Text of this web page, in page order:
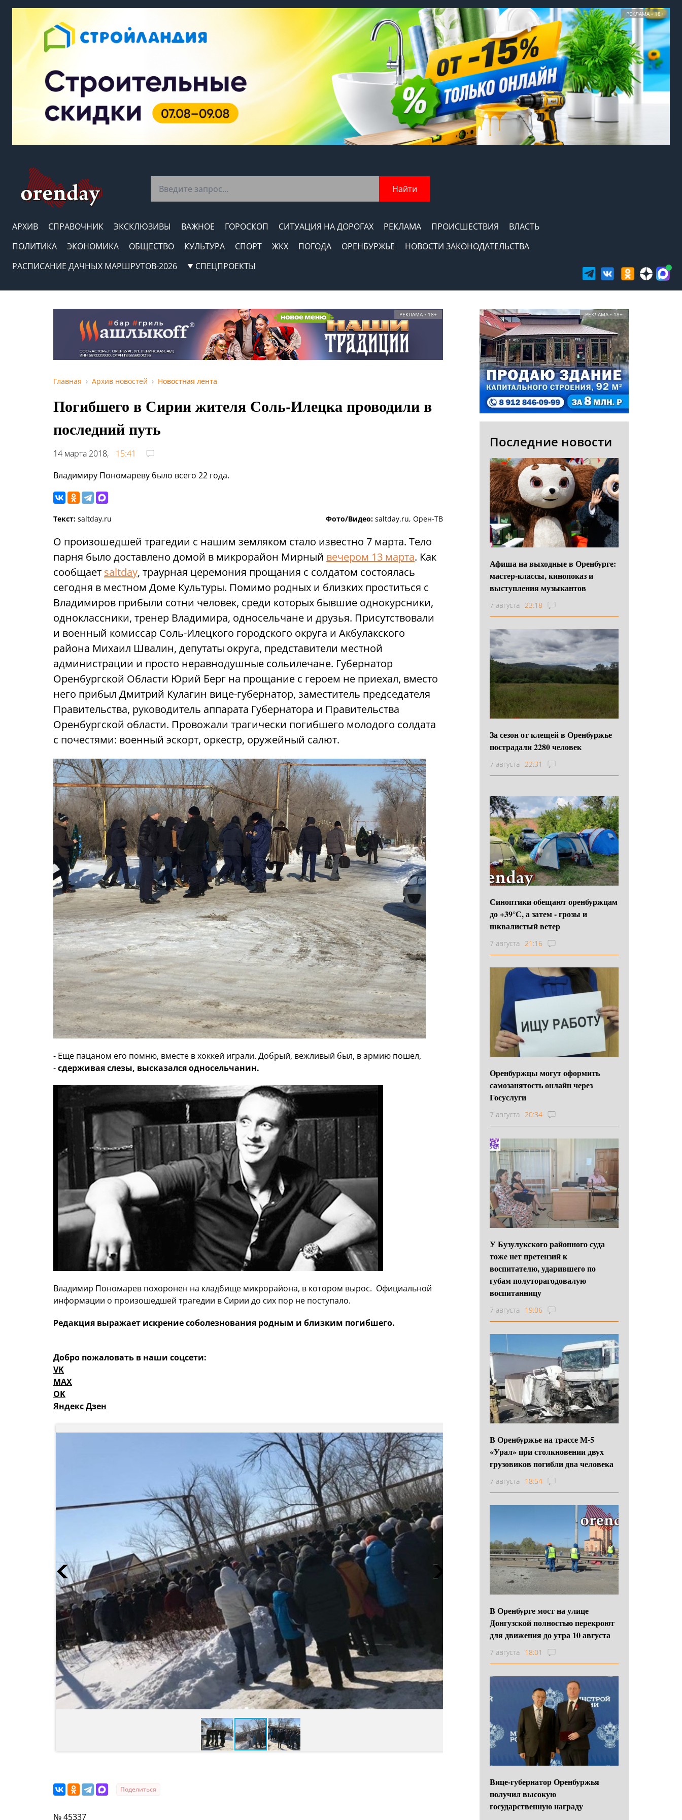
РЕКЛАМА • 18+
Найти
АРХИВ СПРАВОЧНИК ЭКСКЛЮЗИВЫ ВАЖНОЕ ГОРОСКОП СИТУАЦИЯ НА ДОРОГАХ РЕКЛАМА ПРОИСШЕСТВИЯ
ВЛАСТЬ
ПОЛИТИКА
ЭКОНОМИКА ОБЩЕСТВО КУЛЬТУРА СПОРТ ЖКХ ПОГОДА ОРЕНБУРЖЬЕ
НОВОСТИ ЗАКОНОДАТЕЛЬСТВА
РАСПИСАНИЕ ДАЧНЫХ МАРШРУТОВ-2026
СПЕЦПРОЕКТЫ
РЕКЛАМА • 18+
Главная Архив новостей Новостная лента
Погибшего в Сирии жителя Соль-Илецка проводили в
последний путь
14 марта 2018,
15:41
Владимиру Пономареву было всего 22 года.
Текст: saltday.ru Фото/Видео: saltday.ru, Орен-ТВ
О произошедшей трагедии с нашим земляком стало известно 7 марта. Тело
парня было доставлено домой в микрорайон Мирный вечером 13 марта. Как
сообщает saltday, траурная церемония прощания с солдатом состоялась
сегодня в местном Доме Культуры. Помимо родных и близких проститься с
Владимиров прибыли сотни человек, среди которых бывшие однокурсники,
одноклассники, тренер Владимира, односельчане и друзья. Присутствовали
и военный комиссар Соль-Илецкого городского округа и Акбулакского
района Михаил Швалин, депутаты округа, представители местной
администрации и просто неравнодушные сольилечане. Губернатор
Оренбургской Области Юрий Берг на прощание с героем не приехал, вместо
него прибыл Дмитрий Кулагин вице-губернатор, заместитель председателя
Правительства, руководитель аппарата Губернатора и Правительства
Оренбургской области. Провожали трагически погибшего молодого солдата
с почестями: военный эскорт, оркестр, оружейный салют.
- Еще пацаном его помню, вместе в хоккей играли. Добрый, вежливый был, в армию пошел,
-сдерживая слезы, высказался односельчанин.
Владимир Пономарев похоронен на кладбище микрорайона, в котором вырос. Официальной
информации о произошедшей трагедии в Сирии до сих пор не поступало.
Редакция выражает искрение соболезнования родным и близким погибшего.
Добро пожаловать в наши соцсети:
VK
MAX
OK
Яндекс Дзен
Поделиться
№ 45337
РЕКЛАМА • 18+
Последние новости
Афиша на выходные в Оренбурге:
мастер-классы, кинопоказ и
выступления музыкантов
7 августа 23:18
За сезон от клещей в Оренбуржье
пострадали 2280 человек
7 августа 22:31
Синоптики обещают оренбуржцам
до +39°С, а затем - грозы и
шквалистый ветер
7 августа 21:16
Оренбуржцы могут оформить
самозанятость онлайн через
Госуслуги
7 августа 20:34
У Бузулукского районного суда
тоже нет претензий к
воспитателю, ударившего по
губам полуторагодовалую
воспитанницу
7 августа 19:06
В Оренбуржье на трассе М-5
«Урал» при столкновении двух
грузовиков погибли два человека
7 августа 18:54
В Оренбурге мост на улице
Донгузской полностью перекроют
для движения до утра 10 августа
7 августа 18:01
Вице-губернатор Оренбуржья
получил высокую
государственную награду